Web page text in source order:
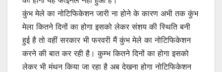
कुंभ मेले का नोटिफिकेशन जारी ना होने के कारण अभी तक कुंभ
मेला कितने दिनों का होगा इसको लेकर संशय की स्थिति बनी
हुई है तो वहीं सरकार भी फरवरी मैं कुंभ मेले का नोटिफिकेशन
करने की बात कर रही है। कुम्भ कितने दिनों का होगा इसको
लेकर भी मंथन किया जा रहा है अब देखना होगा नोटिफिकेशन